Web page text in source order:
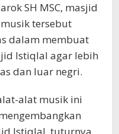
SH MSC, masjid
tersebut
dalam membuat
Istiqlal agar lebih
dan luar negri.
alat musik ini